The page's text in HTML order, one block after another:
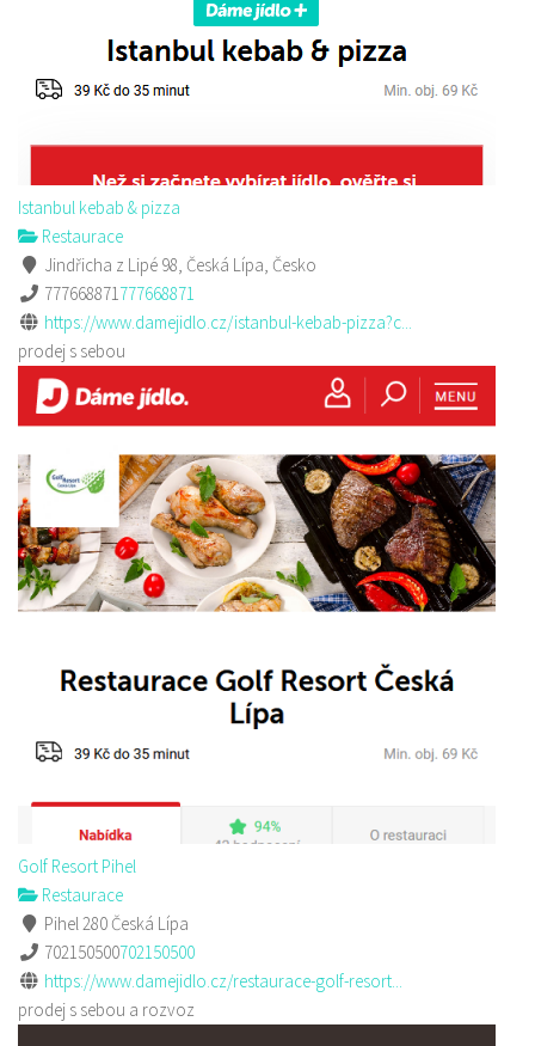
Istanbul kebab & pizza
Restaurace
Jindřicha z Lipé 98, Česká Lípa, Česko
777668871777668871
https://www.damejidlo.cz/istanbul-kebab-pizza?c...
prodej s sebou
Golf Resort Pihel
Restaurace
Pihel 280 Česká Lípa
702150500702150500
https://www.damejidlo.cz/restaurace-golf-resort...
prodej s sebou a rozvoz